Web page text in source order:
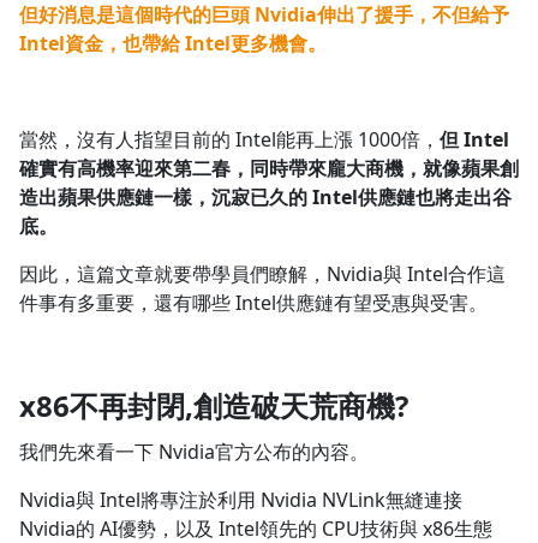
但好消息是這個時代的巨頭 Nvidia伸出了援手，不但給予
Intel資金，也帶給 Intel更多機會。
當然，沒有人指望目前的 Intel能再上漲 1000倍， 但 Intel
確實有高機率迎來第二春，同時帶來龐大商機，就像蘋果創
造出蘋果供應鏈一樣，沉寂已久的 Intel供應鏈也將走出谷
底。
因此，這篇文章就要帶學員們瞭解，Nvidia與 Intel合作這
件事有多重要，還有哪些 Intel供應鏈有望受惠與受害。
x86不再封閉,創造破天荒商機?
我們先來看一下 Nvidia官方公布的內容。
Nvidia與 Intel將專注於利用 Nvidia NVLink無縫連接
Nvidia的 AI優勢，以及 Intel領先的 CPU技術與 x86生態